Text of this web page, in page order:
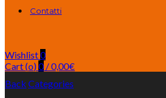
Contatti
Wishlist0
Cart (o)0 /0,00€
Back Categories